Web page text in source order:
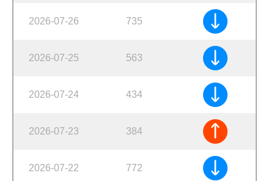
2026-07-26 735
2026-07-25 563
2026-07-24 434
2026-07-23 384
2026-07-22 772